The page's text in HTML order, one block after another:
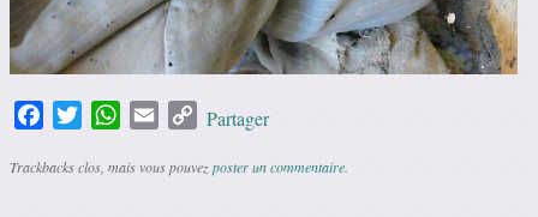
FacebookTwitterWhatsApp
Email Copy
Partager
Trackbacks clos, mais vous pouvezposter un commentaire.